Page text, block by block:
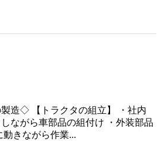
造◇ 【トラクタの組立】 ・社内
ながら車部品の組付け ・外装部品
きながら作業...